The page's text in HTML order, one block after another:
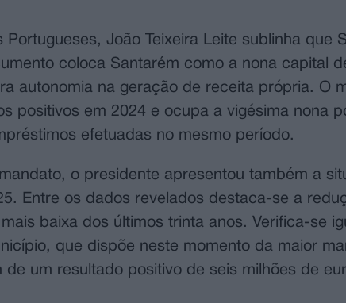
João Teixeira Leite sublinha que
coloca Santarém como a nona capital
autonomia na geração de receita própria. O
positivos em 2024 e ocupa a vigésima nona
efetuadas no mesmo período.
o presidente apresentou também a
Entre os dados revelados destaca-se a
baixa dos últimos trinta anos. Verifica-se
que dispõe neste momento da maior
um resultado positivo de seis milhões de